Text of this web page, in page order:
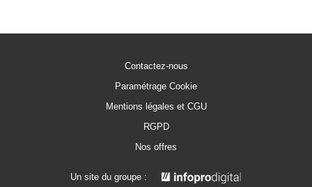
Contactez-nous
Paramétrage Cookie
Mentions légales et CGU
RGPD
Nos offres
Un site du groupe :